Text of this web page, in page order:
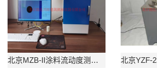
北京MZB-II涂料流动度测试仪